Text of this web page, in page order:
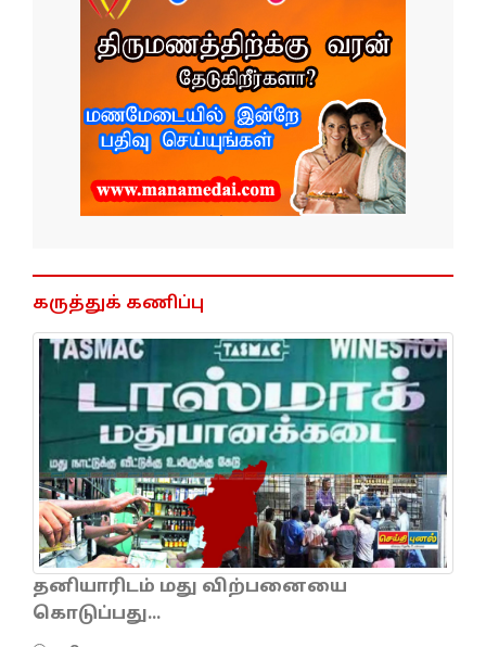
கருத்துக் கணிப்பு
தனியாரிடம் மது விற்பனையை
கொடுப்பது...